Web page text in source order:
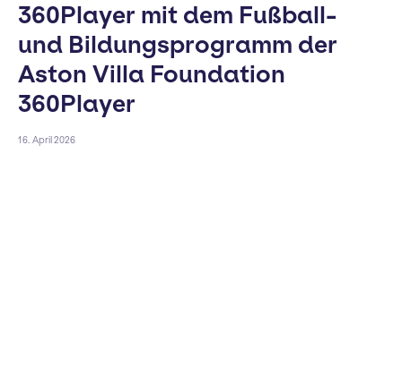
360Player mit dem Fußball-
und Bildungsprogramm der
Aston Villa Foundation
360Player
16. April 2026